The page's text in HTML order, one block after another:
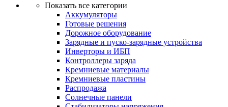
Показать все категории
Аккумуляторы
Готовые решения
Дорожное оборудование
Зарядные и пуско-зарядные устройства
Инверторы и ИБП
Контроллеры заряда
Кремниевые материалы
Кремниевые пластины
Распродажа
Солнечные панели